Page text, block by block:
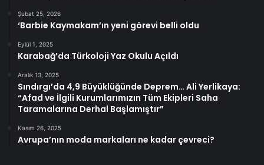
Şubat 25, 2026
‘Barbie Kaymakam’ın yeni görevi belli oldu
Eylül 1, 2025
Karabağ’da Türkoloji Yaz Okulu Açıldı
Aralık 13, 2025
Sındırgı’da 4,9 Büyüklüğünde Deprem… Ali Yerlikaya:
“Afad ve İlgili Kurumlarımızın Tüm Ekipleri Saha
Taramalarına Derhal Başlamıştır”
Kasım 26, 2025
Avrupa’nın moda markaları ne kadar çevreci?